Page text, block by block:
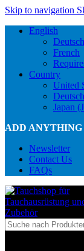
Skip to navigation
English
Deutsch
French
Country
United
Japan
ADD
Newsletter
Contact Us
FAQs